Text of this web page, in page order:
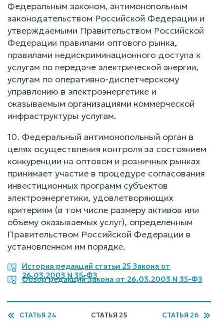
Федеральным законом, антимонопольным
законодательством Российской Федерации и
утверждаемыми Правительством Российской
Федерации правилами оптового рынка,
правилами недискриминационного доступа к
услугам по передаче электрической энергии,
услугам по оперативно-диспетчерскому
управлению в электроэнергетике и
оказываемым организациями коммерческой
инфраструктуры услугам.
10. Федеральный антимонопольный орган в
целях осуществления контроля за состоянием
конкуренции на оптовом и розничных рынках
принимает участие в процедуре согласования
инвестиционных программ субъектов
электроэнергетики, удовлетворяющих
критериям (в том числе размеру активов или
объему оказываемых услуг), определенным
Правительством Российской Федерации в
установленном им порядке.
История редакций статьи 25 Закона от
26.03.2003 N 35-ФЗ
Обзор редакций Закона от 26.03.2003 N 35-ФЗ
СТАТЬЯ 24 СТАТЬЯ 25 СТАТЬЯ 26